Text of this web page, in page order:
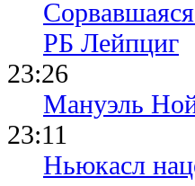
РБ Лейпциг
23:26
Мануэль
23:11
Ньюкасл